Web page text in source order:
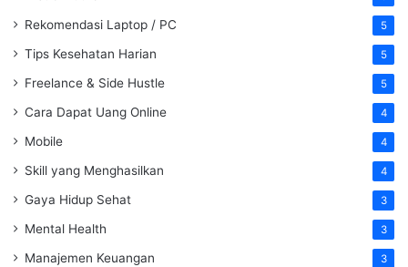
Rekomendasi Laptop / PC 5
Tips Kesehatan Harian 5
Freelance & Side Hustle 5
Cara Dapat Uang Online 4
Mobile 4
Skill yang Menghasilkan 4
Gaya Hidup Sehat 3
Mental Health 3
Manajemen Keuangan 3